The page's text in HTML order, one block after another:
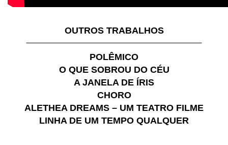
OUTROS TRABALHOS
POLÊMICO
O QUE SOBROU DO CÉU
A JANELA DE ÍRIS
CHORO
ALETHEA DREAMS – UM TEATRO FILME
LINHA DE UM TEMPO QUALQUER